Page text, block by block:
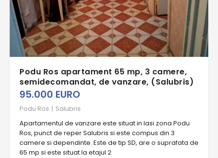
Podu Ros apartament 65 mp, 3 camere,
semidecomandat, de vanzare, (Salubris)
95.000 EURO
Podu Ros | Salubris
Apartamentul de vanzare este situat in Iasi zona Podu
Ros, punct de reper Salubris si este compus din 3
camere si dependinte. Este de tip SD, are o suprafata de
65 mp si este situat la etajul 2